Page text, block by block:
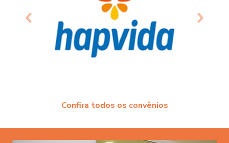
Anterior
Confira todos os convênios